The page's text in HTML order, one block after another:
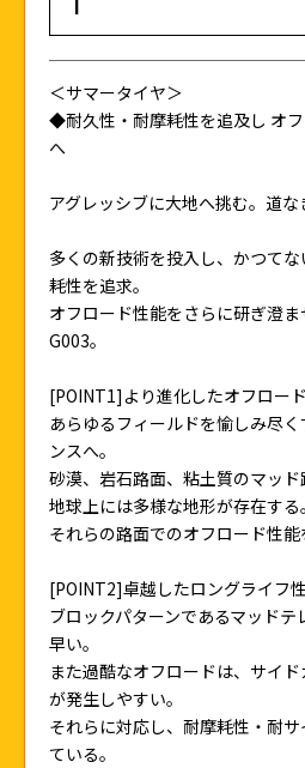
＜サマータイヤ＞
◆耐久性・耐摩耗性を追及し オ
へ
アグレッシブに大地へ挑む。道な
多くの新技術を投入し、かつて
耗性を追求。
オフロード性能をさらに研ぎ澄
G003。
[POINT1]より進化したオフロー
あらゆるフィールドを愉しみ尽
ンスへ。
砂漠、岩石路面、粘土質のマッド
地球上には多様な地形が存在する。
それらの路面でのオフロード性能
[POINT2]卓越したロングライフ
ブロックパターンであるマッド
早い。
また過酷なオフロードは、サイ
が発生しやすい。
それらに対応し、耐摩耗性・耐
ている。